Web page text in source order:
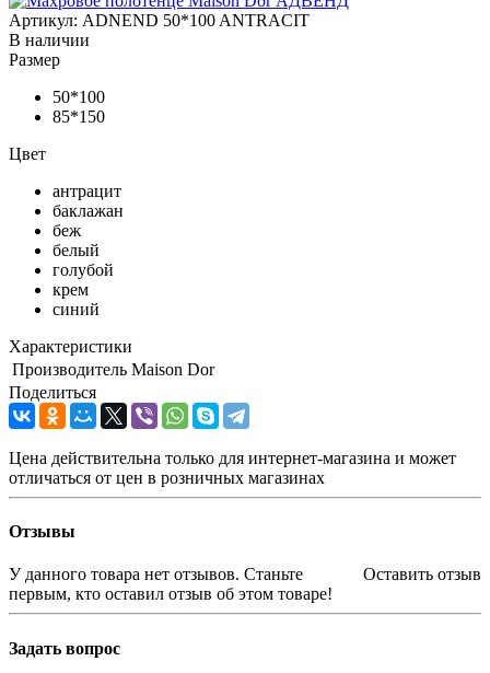
Артикул: ADNEND 50*100 ANTRACIT
В наличии
Размер
50*100
85*150
Цвет
антрацит
баклажан
беж
белый
голубой
крем
синий
Характеристики
Производитель Maison Dor
Поделиться
Цена действительна только для интернет-магазина и может
отличаться от цен в розничных магазинах
Отзывы
Оставить отзыв
У данного товара нет отзывов. Станьте
первым, кто оставил отзыв об этом товаре!
Задать вопрос